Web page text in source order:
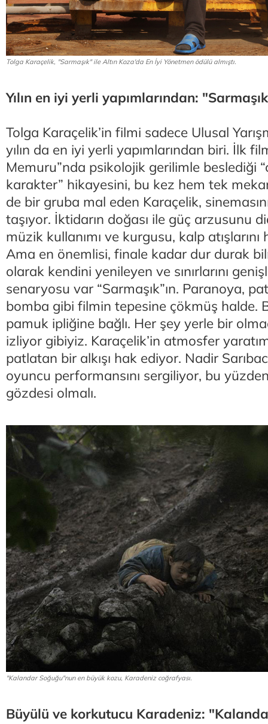
Tolga Karaçelik, "Sarmaşık" ile Altın Koza'da En İyi Yönetmen ödülü almıştı.
Yılın en iyi yerli yapımlarından:
Tolga Karaçelik’in filmi sadece Ulusal
yılın da en iyi yerli yapımlarından biri. İlk
Memuru”nda psikolojik gerilimle beslediği
karakter” hikayesini, bu kez hem tek
de bir gruba mal eden Karaçelik,
taşıyor. İktidarın doğası ile güç arzusunu
müzik kullanımı ve kurgusu, kalp atışlarını
Ama en önemlisi, finale kadar dur durak
olarak kendini yenileyen ve sınırlarını
senaryosu var “Sarmaşık”ın. Paranoya,
bomba gibi filmin tepesine çökmüş halde.
pamuk ipliğine bağlı. Her şey yerle bir
izliyor gibiyiz. Karaçelik’in atmosfer
patlatan bir alkışı hak ediyor. Nadir
oyuncu performansını sergiliyor, bu
gözdesi olmalı.
"Kalandar Soğuğu"nun en büyük kozu, Karadeniz coğrafyası.
Büyülü ve korkutucu Karadeniz: